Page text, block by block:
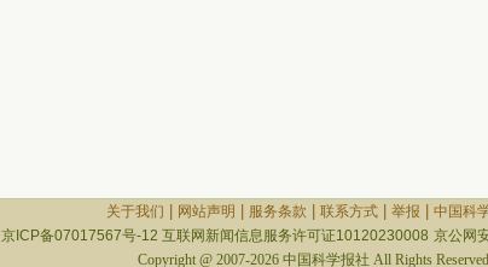
关于我们 网站声明 服务条款 联系方式| 举报
中国科
京ICP备07017567号-12 互联网新闻信息服务许可证10120230008 京公网
Copyright @ 2007-2026 中国科学报社 All Rights Reserved